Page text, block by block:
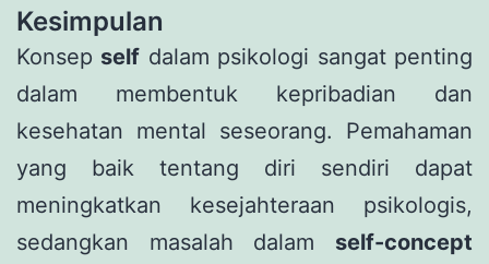
Kesimpulan
Konsep self dalam psikologi sangat penting
dalam membentuk kepribadian dan
kesehatan mental seseorang. Pemahaman
yang baik tentang diri sendiri dapat
meningkatkan kesejahteraan psikologis,
sedangkan masalah dalam self-concept